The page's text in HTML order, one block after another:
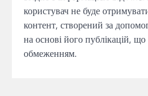
користувач не буде
контент, створений за
на основі його публікацій,
обмеженням.